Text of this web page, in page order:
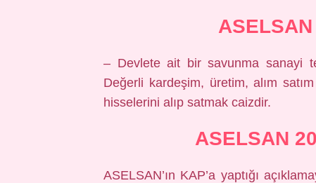
– Devlete ait bir savunma sanayi
Değerli kardeşim, üretim, alım
hisselerini alıp satmak caizdir.
ASELSAN
ASELSAN’ın KAP’a yaptığı